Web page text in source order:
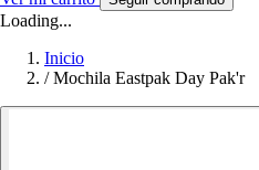
Loading...
Inicio
/ Mochila Eastpak Day Pak'r